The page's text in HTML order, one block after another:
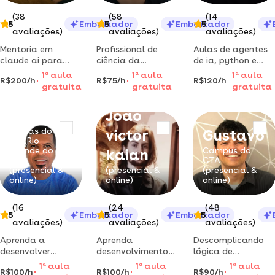
5
(38
avaliações)
Embaixador
Mentoria em
claude ai para
profissionais —
aplique a ia no seu
trabalho e acelere
R$200/h
1 aaula
gratuita
5
(58
avaliações)
Embaixador
Profissional de
ciência da
computação e
professor pós-
graduado, leciono
todos os níveis
principalmente nas
linguagens c, java,
python e pascal.
atuo também na
obi, olimpíada
brasileira
R$75/h
1 a aula
gratuita
5
(14
avaliações)
Aulas de agentes
de ia, python e
golang com
especialista pela
universidade de
pela usp.
engenheiro da
marinha e ex-
assessor de
tecnologia do
ministério da
defesa.
R$120/h
1 a aula
gratuita
Caxias do
Sul (Rio
Grande do
(presencial &
online)
5
(16
avaliações)
Embaixador
Aprenda a
desenvolver
aplicativos
R$100/h
1 aaula
João
victor
kaian
(presencial &
online)
5
(24
avaliações)
Embaixador
Aprenda
desenvolvimento
de jogos com unity
R$100/h
1 a aula
Gustavo
Campus do
CTA
(presencial &
online)
5
(48
avaliações)
Descomplicando
lógica de
programação,
R$90/h
1 aaula